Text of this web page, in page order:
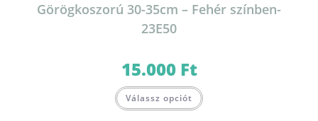
Görögkoszorú 30-35cm – Fehér színben-
23E50
15.000 Ft
Válassz opciót